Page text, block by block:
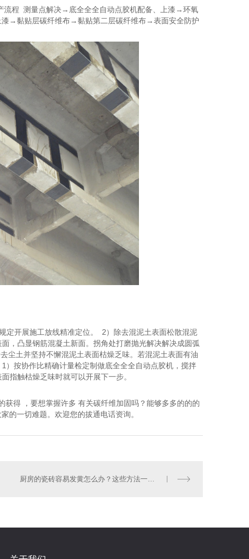
流程 测量点解决→底全全全自动点胶机配备、上漆→环氧
→黏贴层碳纤维布→黏贴第二层碳纤维布→表面安全防护
定开展施工放线精准定位。 2）除去混泥土表面松散混泥
，凸显钢筋混凝土新面。拐角处打磨抛光解决解决成圆弧
尘土并坚持不懈混泥土表面枯燥乏味。若混泥土表面有油
按协作比精确计量检定制做底全全全自动点胶机，搅拌
指触枯燥乏味时就可以开展下一步。
得 ，要想掌握许多 有关碳纤维加固吗？能够多多的的的
的一切难题。欢迎您的拔通电话资询。